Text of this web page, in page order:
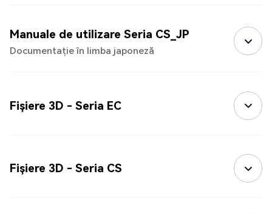
Manuale de utilizare Seria CS_JP
Documentație în limba japoneză
Fișiere 3D - Seria EC
Fișiere 3D - Seria CS